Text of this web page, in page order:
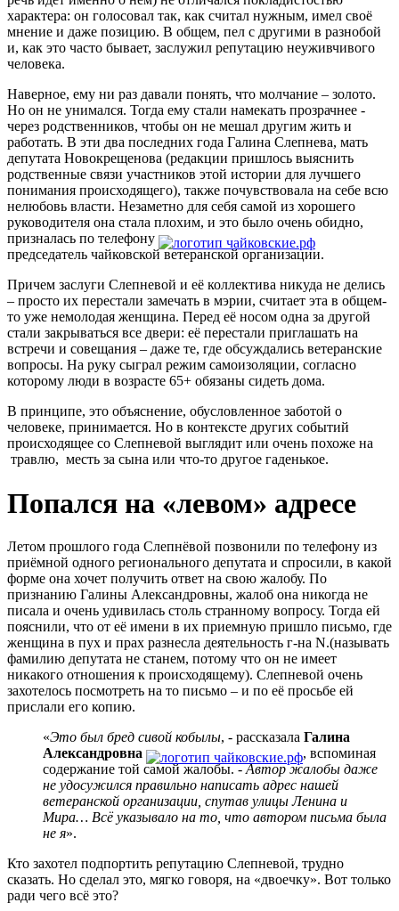
характера: он голосовал так, как считал нужным, имел своё
мнение и даже позицию. В общем, пел с другими в разнобой
и, как это часто бывает, заслужил репутацию неуживчивого
человека.
Наверное, ему ни раз давали понять, что молчание – золото.
Но он не унимался. Тогда ему стали намекать прозрачнее -
через родственников, чтобы он не мешал другим жить и
работать. В эти два последних года Галина Слепнева, мать
депутата Новокрещенова (редакции пришлось выяснить
родственные связи участников этой истории для лучшего
понимания происходящего), также почувствовала на себе всю
нелюбовь власти. Незаметно для себя самой из хорошего
руководителя она стала плохим, и это было очень обидно,
призналась по телефону
председатель чайковской ветеранской организации.
Причем заслуги Слепневой и её коллектива никуда не делись
– просто их перестали замечать в мэрии, считает эта в общем-
то уже немолодая женщина. Перед её носом одна за другой
стали закрываться все двери: её перестали приглашать на
встречи и совещания – даже те, где обсуждались ветеранские
вопросы. На руку сыграл режим самоизоляции, согласно
которому люди в возрасте 65+ обязаны сидеть дома.
В принципе, это объяснение, обусловленное заботой о
человеке, принимается. Но в контексте других событий
происходящее со Слепневой выглядит или очень похоже на
травлю, месть за сына или что-то другое гаденькое.
Попался на «левом» адресе
Летом прошлого года Слепнёвой позвонили по телефону из
приёмной одного регионального депутата и спросили, в какой
форме она хочет получить ответ на свою жалобу. По
признанию Галины Александровны, жалоб она никогда не
писала и очень удивилась столь странному вопросу. Тогда ей
пояснили, что от её имени в их приемную пришло письмо, где
женщина в пух и прах разнесла деятельность г-на N.(называть
фамилию депутата не станем, потому что он не имеет
никакого отношения к происходящему). Слепневой очень
захотелось посмотреть на то письмо – и по её просьбе ей
прислали его копию.
«Это был бред сивой кобылы, - рассказала Галина
Александровна
, вспоминая
содержание той самой жалобы. -Автор жалобы даже
не удосужился правильно написать адрес нашей
ветеранской организации, спутав улицы Ленина и
Мира… Всё указывало на то, что автором письма была
не я».
Кто захотел подпортить репутацию Слепневой, трудно
сказать. Но сделал это, мягко говоря, на «двоечку». Вот только
ради чего всё это?